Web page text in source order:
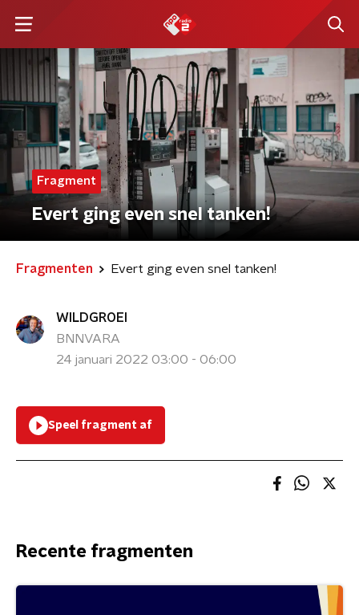
Fragment
Evert ging even snel tanken!
Fragmenten Evert ging even snel tanken!
WILDGROEI
BNNVARA
24 januari 2022 03:00 - 06:00
Speel fragment af
Recente fragmenten